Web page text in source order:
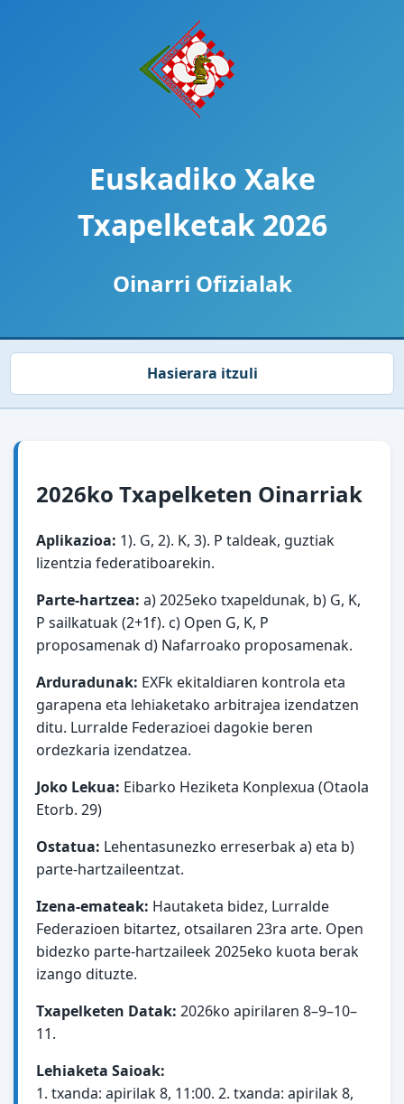
Euskadiko Xake
Txapelketak 2026
Oinarri Ofizialak
Hasierara itzuli
2026ko Txapelketen Oinarriak
Aplikazioa: 1). G, 2). K, 3). P taldeak, guztiak
lizentzia federatiboarekin.
Parte-hartzea: a) 2025eko txapeldunak, b) G, K,
P sailkatuak (2+1f). c) Open G, K, P
proposamenak d) Nafarroako proposamenak.
Arduradunak: EXFk ekitaldiaren kontrola eta
garapena eta lehiaketako arbitrajea izendatzen
ditu. Lurralde Federazioei dagokie beren
ordezkaria izendatzea.
Joko Lekua: Eibarko Heziketa Konplexua (Otaola
Etorb. 29)
Ostatua: Lehentasunezko erreserbak a) eta b)
parte-hartzaileentzat.
Izena-emateak: Hautaketa bidez, Lurralde
Federazioen bitartez, otsailaren 23ra arte. Open
bidezko parte-hartzaileek 2025eko kuota berak
izango dituzte.
Txapelketen Datak: 2026ko apirilaren 8–9–10–
11.
Lehiaketa Saioak:
1. txanda: apirilak 8, 11:00. 2. txanda: apirilak 8,